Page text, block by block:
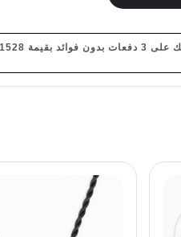
1528 ريال